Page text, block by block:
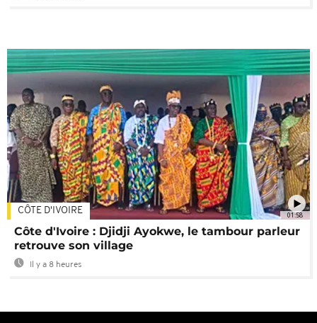
01:58
CÔTE D'IVOIRE
Côte d'Ivoire : Djidji Ayokwe, le tambour parleur
retrouve son village
Il y a 8 heures